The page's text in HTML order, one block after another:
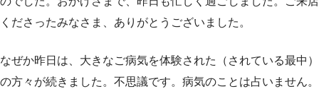
くださったみなさま、ありがとうございました。
なぜか昨日は、大きなご病気を体験された（されている最中）
の方々が続きました。不思議です。病気のことは占いません。